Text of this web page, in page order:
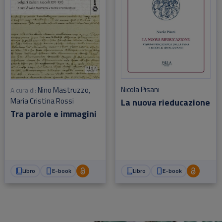
Tra parole e immagini
A cura di: Nino Mastruzzo,
Maria Cristina Rossi
Libro E-book
La nuova rieducazione
Nicola Pisani
Libro E-book